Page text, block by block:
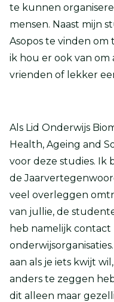
te kunnen
mensen. Naast mijn
Asopos te vinden
ik hou er ook van
vrienden of lekker
Als Lid Onderwijs
Health, Ageing and
voor deze studies. Ik
de
veel overleggen
van jullie, de
heb namelijk
aan als je iets kwijt
anders te zeggen
dit alleen maar